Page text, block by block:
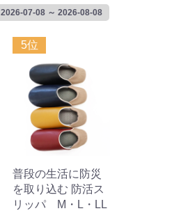
07-08 ～ 2026-08-08
5位
普段の生活に防災
を取り込む 防活ス
リッパ M・L・LL